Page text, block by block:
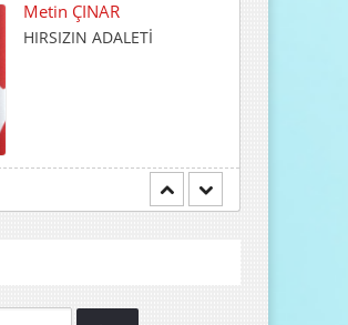
İnsani Değerlerin Temeli
Mehmet BOZDEMİR
YENİ DÜNYA DÜZENİNDE